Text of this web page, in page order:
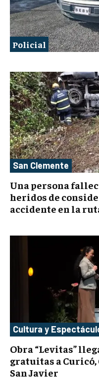
Policial
San Clemente
Una persona
heridos de
accidente en la
Cultura y
Obra “Levitas”
gratuitas a Curicó,
San Javier